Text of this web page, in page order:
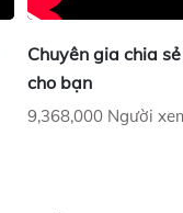
Chuyên gia chia
cho bạn
9,368,000 Người